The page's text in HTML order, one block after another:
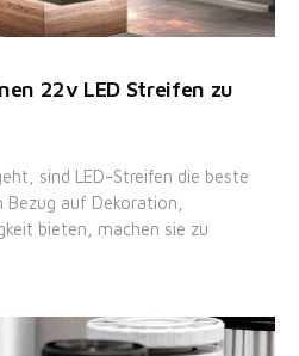
22v LED Streifen zu
sind LED-Streifen die beste
Bezug auf Dekoration,
bieten, machen sie zu